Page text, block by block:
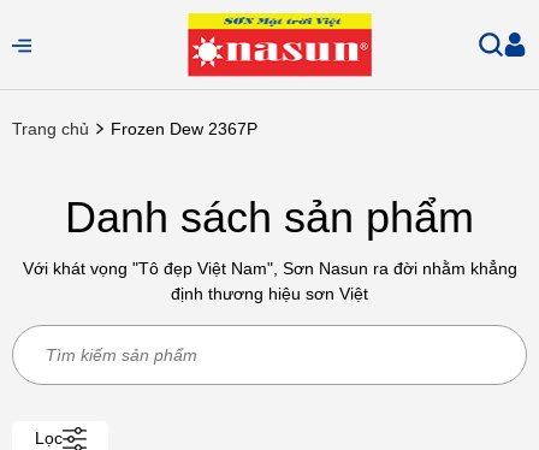
Trang chủ Frozen Dew 2367P
Danh sách sản phẩm
Với khát vọng "Tô đẹp Việt Nam", Sơn Nasun ra đời nhằm khẳng
định thương hiệu sơn Việt
Lọc